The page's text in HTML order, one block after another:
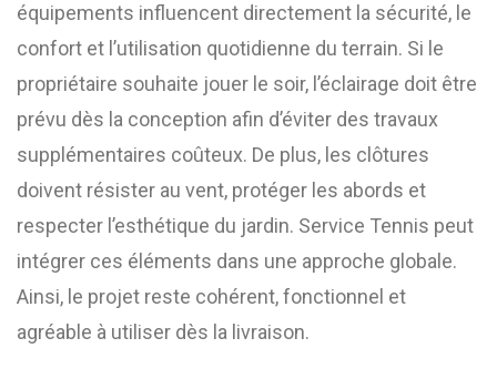
équipements influencent directement la sécurité, le
confort et l’utilisation quotidienne du terrain. Si le
propriétaire souhaite jouer le soir, l’éclairage doit être
prévu dès la conception afin d’éviter des travaux
supplémentaires coûteux. De plus, les clôtures
doivent résister au vent, protéger les abords et
respecter l’esthétique du jardin. Service Tennis peut
intégrer ces éléments dans une approche globale.
Ainsi, le projet reste cohérent, fonctionnel et
agréable à utiliser dès la livraison.